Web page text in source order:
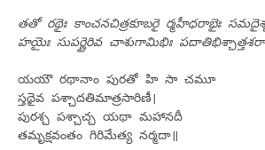
తతో రథైః కాంచనచిత్రకూబరై ర్మహీధరాభైః
హయైః సుపర్ణైరివ చాశుగామిభిః
యయౌ రథానాం పురతో హి సా చమూ
స్తథైవ పశ్చాదతిమాత్రసారిణీ।
పురశ్చ పశ్చాచ్చ యథా మహానదీ
తమృక్షవంతం గిరిమేత్య నర్మదా॥